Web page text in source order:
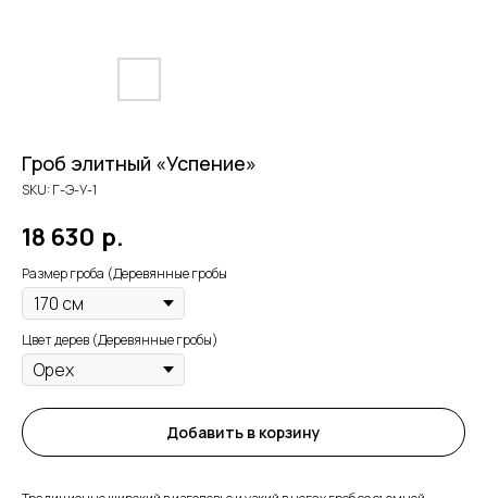
Гроб элитный «Успение»
SKU:Г-Э-У-1
18 630 р.
Размер гроба (Деревянные гробы
Цвет дерев (Деревянные гробы)
Добавить в корзину